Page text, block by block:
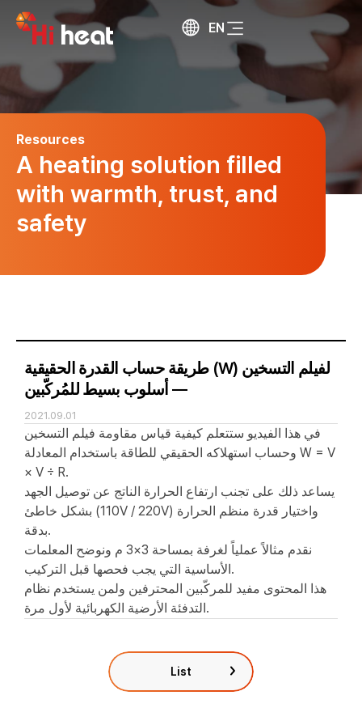
EN
Resources
A heating solution filled
with warmth, trust, and
safety
طريقة حساب القدرة الحقيقية (W) لفيلم التسخين
— أسلوب بسيط للمُركّبين
2021.09.01
في هذا الفيديو ستتعلم كيفية قياس مقاومة فيلم التسخين
وحساب استهلاكه الحقيقي للطاقة باستخدام المعادلة W = V
× V ÷ R.
يساعد ذلك على تجنب ارتفاع الحرارة الناتج عن توصيل الجهد
بشكل خاطئ (110V / 220V) واختيار قدرة منظم الحرارة
بدقة.
نقدم مثالاً عملياً لغرفة بمساحة 3×3 م ونوضح المعلمات
الأساسية التي يجب فحصها قبل التركيب.
هذا المحتوى مفيد للمركّبين المحترفين ولمن يستخدم نظام
التدفئة الأرضية الكهربائية لأول مرة.
List